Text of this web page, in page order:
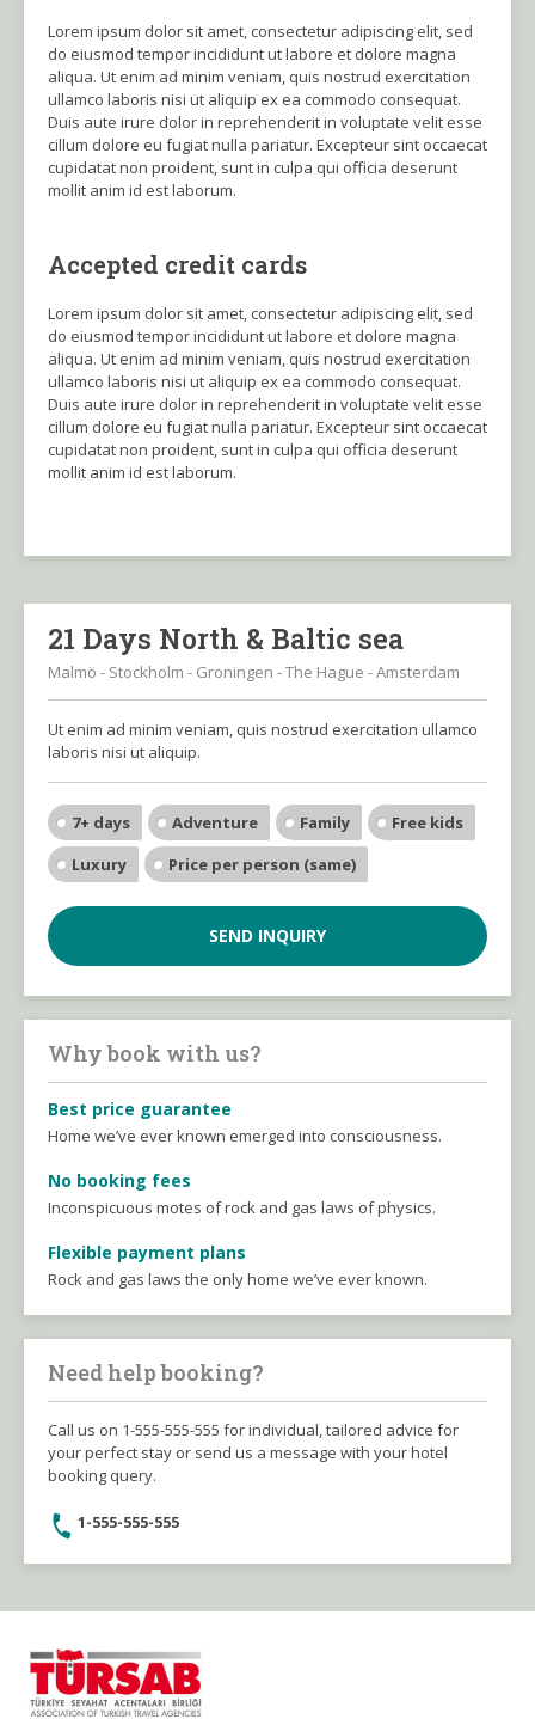
Lorem ipsum dolor sit amet, consectetur adipiscing elit, sed
do eiusmod tempor incididunt ut labore et dolore magna
aliqua. Ut enim ad minim veniam, quis nostrud exercitation
ullamco laboris nisi ut aliquip ex ea commodo consequat.
Duis aute irure dolor in reprehenderit in voluptate velit esse
cillum dolore eu fugiat nulla pariatur. Excepteur sint occaecat
cupidatat non proident, sunt in culpa qui officia deserunt
mollit anim id est laborum.
Accepted credit cards
Lorem ipsum dolor sit amet, consectetur adipiscing elit, sed
do eiusmod tempor incididunt ut labore et dolore magna
aliqua. Ut enim ad minim veniam, quis nostrud exercitation
ullamco laboris nisi ut aliquip ex ea commodo consequat.
Duis aute irure dolor in reprehenderit in voluptate velit esse
cillum dolore eu fugiat nulla pariatur. Excepteur sint occaecat
cupidatat non proident, sunt in culpa qui officia deserunt
mollit anim id est laborum.
21 Days North & Baltic sea
Malmö - Stockholm - Groningen - The Hague - Amsterdam
Ut enim ad minim veniam, quis nostrud exercitation ullamco
laboris nisi ut aliquip.
7+ days Adventure Family
Free kids
Luxury
Price per person (same)
SEND INQUIRY
Why book with us?
Best price guarantee
Home we’ve ever known emerged into consciousness.
No booking fees
Inconspicuous motes of rock and gas laws of physics.
Flexible payment plans
Rock and gas laws the only home we’ve ever known.
Need help booking?
Call us on 1-555-555-555 for individual, tailored advice for
your perfect stay or send us a message with your hotel
booking query.
1-555-555-555